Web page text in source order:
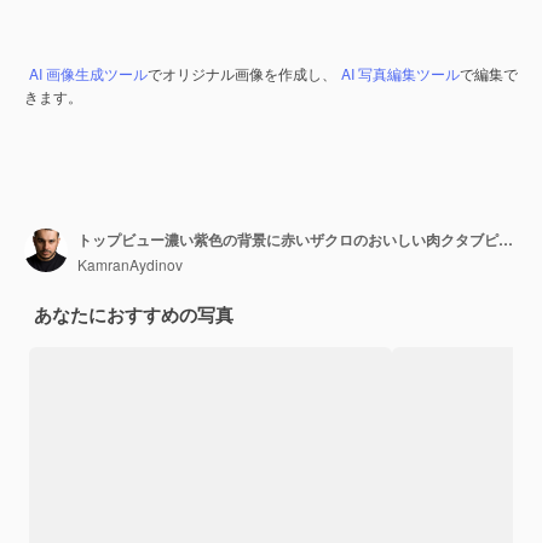
AI 画像生成ツールでオリジナル画像を作成し、 AI 写真編集ツールで編集で
きます。
トップビュー濃い紫色の背景に赤いザクロのおいしい肉クタブピタ肉生地ミールピタ
KamranAydinov
あなたにおすすめの写真